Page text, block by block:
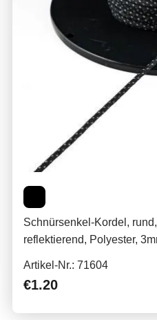
Schnürsenkel-Kordel,
reflektierend, Polyester,
Artikel-Nr.: 71604
€1.20